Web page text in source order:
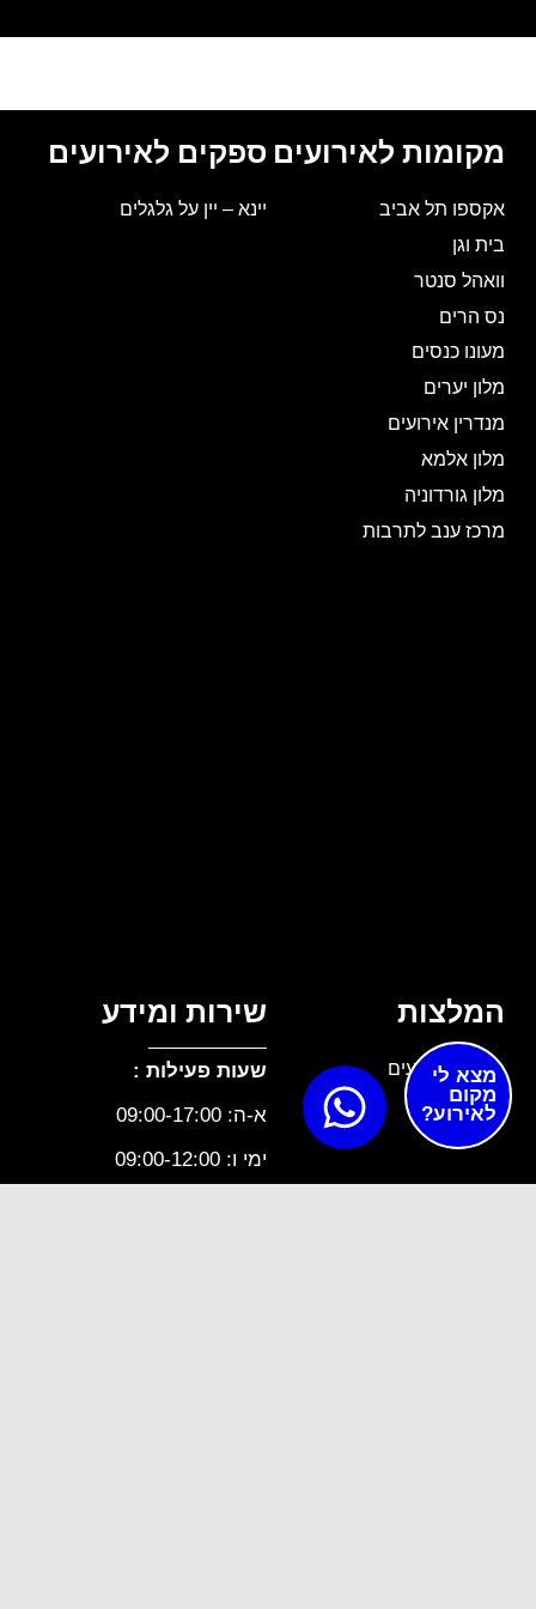
מצא לי
מקום
לאירוע?
מקומות לאירועים
אקספו תל אביב
בית וגן
וואהל סנטר
נס הרים
מעונו כנסים
מלון יערים
מנדרין אירועים
מלון אלמא
מלון גורדוניה
מרכז ענב לתרבות
ספקים לאירועים
יינא – יין על גלגלים
המלצות
מנדרין אירועים
שירות ומידע
שעות פעילות :
א-ה: 09:00-17:00
ימי ו: 09:00-12:00